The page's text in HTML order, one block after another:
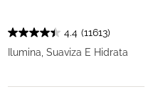
4.4 (11613)
Ilumina, Suaviza E Hidrata